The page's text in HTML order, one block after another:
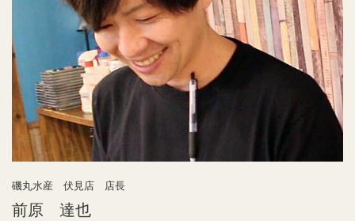
磯丸水産 伏見店 店長
前原 達也